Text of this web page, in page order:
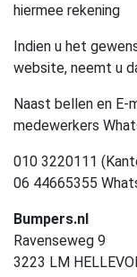
hiermee rekening
Indien u het
website, neemt u
Naast bellen en E-
medewerkers
010 3220111
06 44665355
Bumpers.nl
Ravenseweg 9
3223 LM